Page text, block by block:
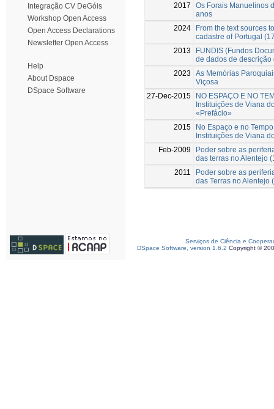
Integração CV DeGóis
Workshop Open Access
Open Access Declarations
Newsletter Open Access
Help
About Dspace
DSpace Software
2017
Os Forais Manuelinos
anos
2024
From the text sources
cadastre of Portugal
2013
FUNDIS (Fundos
de dados de descrição
2023
As Memórias
Viçosa
27-Dec-2015
NO ESPAÇO E NO
Instituições de Viana
«Prefácio»
2015
No Espaço e no
Instituições de Viana
Feb-2009
Poder sobre as
das terras no Alentejo
2011
Poder sobre as
das Terras no Alentejo
Serviços de Ciência e
DSpace Software, version 1.6.2 Copyright ©